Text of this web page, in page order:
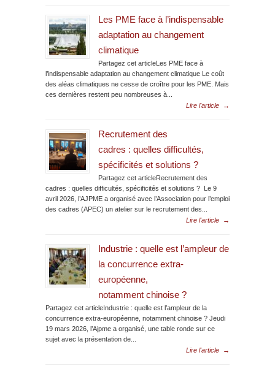
Les PME face à l’indispensable
adaptation au changement
climatique
Partagez cet articleLes PME face à
l’indispensable adaptation au changement climatique Le coût
des aléas climatiques ne cesse de croître pour les PME. Mais
ces dernières restent peu nombreuses à...
Lire l'article
→
Recrutement des
cadres : quelles difficultés,
spécificités et solutions ?
Partagez cet articleRecrutement des
cadres : quelles difficultés, spécificités et solutions ? Le 9
avril 2026, l’AJPME a organisé avec l’Association pour l’emploi
des cadres (APEC) un atelier sur le recrutement des...
Lire l'article
→
Industrie : quelle est l’ampleur de
la concurrence extra-
européenne,
notamment chinoise ?
Partagez cet articleIndustrie : quelle est l’ampleur de la
concurrence extra-européenne, notamment chinoise ? Jeudi
19 mars 2026, l’Ajpme a organisé, une table ronde sur ce
sujet avec la présentation de...
Lire l'article
→